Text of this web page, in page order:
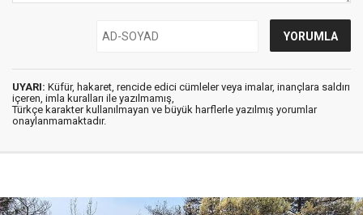
UYARI: Küfür, hakaret, rencide edici cümleler veya imalar, inançlara saldırı
içeren, imla kuralları ile yazılmamış,
Türkçe karakter kullanılmayan ve büyük harflerle yazılmış yorumlar
onaylanmamaktadır.